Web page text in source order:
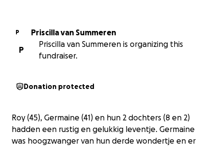
P
Priscilla van Summeren
P
Priscilla van Summeren is organizing this
fundraiser.
Donation protected
Roy (45), Germaine (41) en hun 2 dochters (8 en 2)
hadden een rustig en gelukkig leventje. Germaine
was hoogzwanger van hun derde wondertje en er